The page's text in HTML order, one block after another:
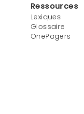
Ressources
Lexiques
Glossaire
OnePagers